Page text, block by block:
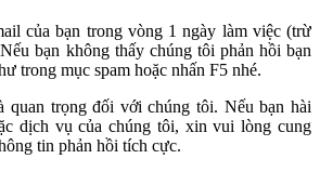
của bạn trong vòng 1 ngày làm việc (trừ
bạn không thấy chúng tôi phản hồi bạn
trong mục spam hoặc nhấn F5 nhé.
quan trọng đối với chúng tôi. Nếu bạn hài
dịch vụ của chúng tôi, xin vui lòng cung
tin phản hồi tích cực.